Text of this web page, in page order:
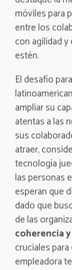
móviles para
entre los
con agilidad
estén.
El desafío
ampliar su
atentas a las
sus
atraer,
tecnología
las personas
esperan que
dado que
de las
coherencia
cruciales
empleadora